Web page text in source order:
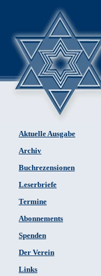
Aktuelle Ausgabe
Archiv
Buchrezensionen
Leserbriefe
Termine
Abonnements
Spenden
Der Verein
Links